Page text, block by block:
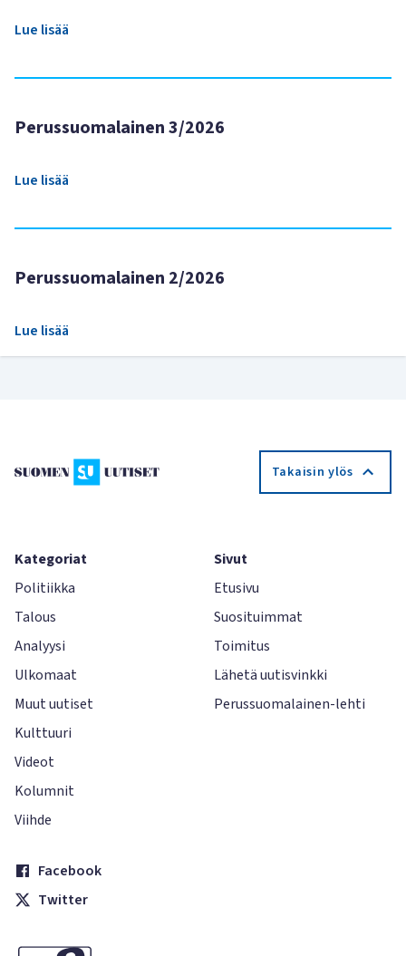
Lue lisää
Perussuomalainen 3/2026
Lue lisää
Perussuomalainen 2/2026
Lue lisää
Takaisin ylös
Kategoriat
Politiikka
Talous
Analyysi
Ulkomaat
Muut uutiset
Kulttuuri
Videot
Kolumnit
Viihde
Sivut
Etusivu
Suosituimmat
Toimitus
Lähetä uutisvinkki
Perussuomalainen-lehti
Facebook
Twitter